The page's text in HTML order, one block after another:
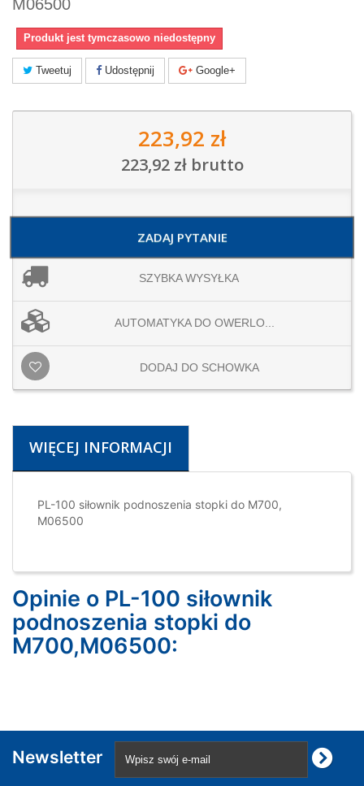
M06500
Produkt jest tymczasowo niedostępny
Tweetuj Udostępnij Google+
223,92 zł
223,92 złbrutto
ZADAJ PYTANIE
SZYBKA WYSYŁKA
AUTOMATYKA DO OWERLO...
DODAJ DO SCHOWKA
WIĘCEJ INFORMACJI
PL-100 siłownik podnoszenia stopki do M700,
M06500
Opinie o PL-100 siłownik
podnoszenia stopki do
M700,M06500:
Newsletter